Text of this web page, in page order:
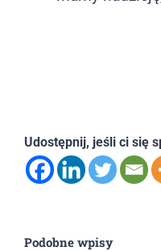
Udostępnij, jeśli ci się
Podobne wpisy